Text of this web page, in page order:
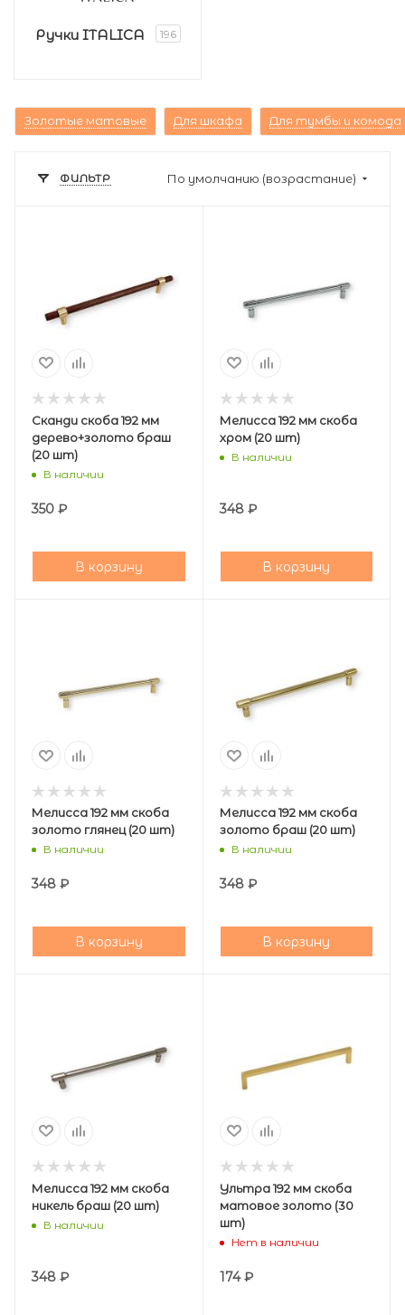
Ручки ITALICA 196
Золотые матовые Для шкафа Для тумбы и комода
ФИЛЬТР По умолчанию (возрастание)
Сканди скоба 192 мм
дерево+золото браш
(20 шт)
В наличии
350 ₽
В корзину
Мелисса 192 мм скоба
хром (20 шт)
В наличии
348₽
В корзину
Мелисса 192 мм скоба
золото глянец (20 шт)
В наличии
348 ₽
В корзину
Мелисса 192 мм скоба
золото браш (20 шт)
В наличии
348₽
В корзину
Мелисса 192 мм скоба
никель браш (20 шт)
В наличии
348 ₽
Ультра 192 мм скоба
матовое золото (30
шт)
Нет в наличии
174₽